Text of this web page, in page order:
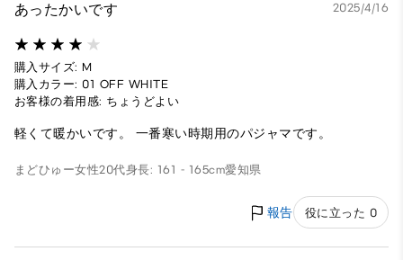
あったかいです 2025/4/16
購入サイズ: M
購入カラー: 01 OFF WHITE
お客様の着用感: ちょうどよい
軽くて暖かいです。 一番寒い時期用のパジャマです。
まどひゅー女性20代身長: 161 - 165cm愛知県
報告 役に立った 0